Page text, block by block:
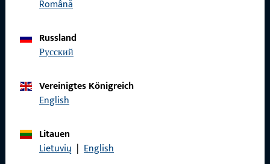
Română
Russland
русский
Vereinigtes Königreich
English
Litauen
Lietuvių | English